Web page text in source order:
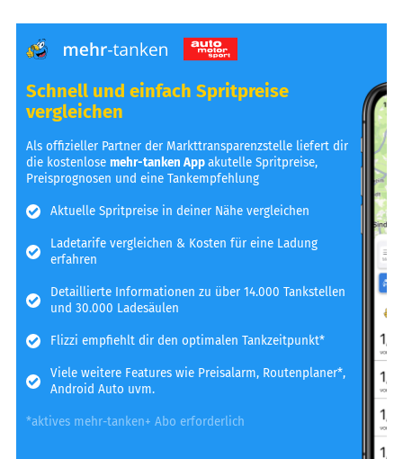
Schnell und einfach Spritpreise
vergleichen
Als offizieller Partner der Markttransparenzstelle liefert dir
die kostenlosemehr-tanken Appakutelle Spritpreise,
Preisprognosen und eine Tankempfehlung
Aktuelle Spritpreise in deiner Nähe vergleichen
Ladetarife vergleichen & Kosten für eine Ladung
erfahren
Detaillierte Informationen zu über 14.000 Tankstellen
und 30.000 Ladesäulen
Flizzi empfiehlt dir den optimalen Tankzeitpunkt*
Viele weitere Features wie Preisalarm, Routenplaner*,
Android Auto uvm.
*aktives mehr-tanken+ Abo erforderlich